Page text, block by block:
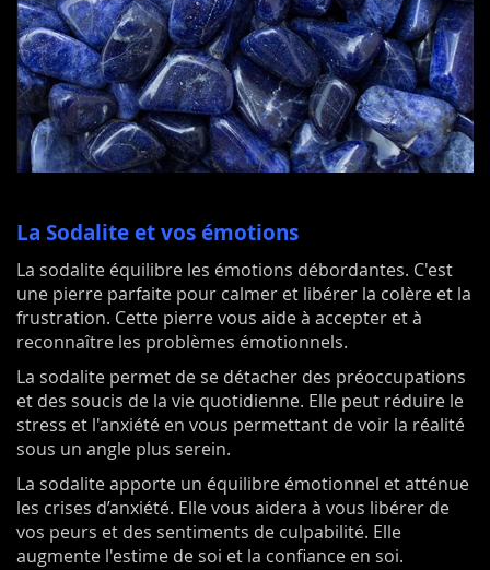
La Sodalite et vos émotions
La sodalite équilibre les émotions débordantes. C'est
une pierre parfaite pour calmer et libérer la colère et la
frustration. Cette pierre vous aide à accepter et à
reconnaître les problèmes émotionnels.
La sodalite permet de se détacher des préoccupations
et des soucis de la vie quotidienne. Elle peut réduire le
stress et l'anxiété en vous permettant de voir la réalité
sous un angle plus serein.
La sodalite apporte un équilibre émotionnel et atténue
les crises d’anxiété. Elle vous aidera à vous libérer de
vos peurs et des sentiments de culpabilité. Elle
augmente l'estime de soi et la confiance en soi.